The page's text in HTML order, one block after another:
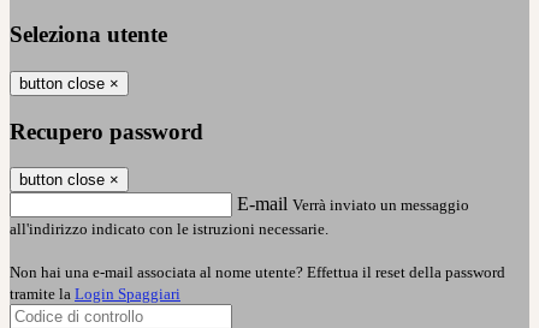
Seleziona utente
button close ×
Recupero password
button close ×
E-mail Verrà inviato un messaggio
all'indirizzo indicato con le istruzioni necessarie.
Non hai una e-mail associata al nome utente? Effettua il reset della password
tramite la Login Spaggiari